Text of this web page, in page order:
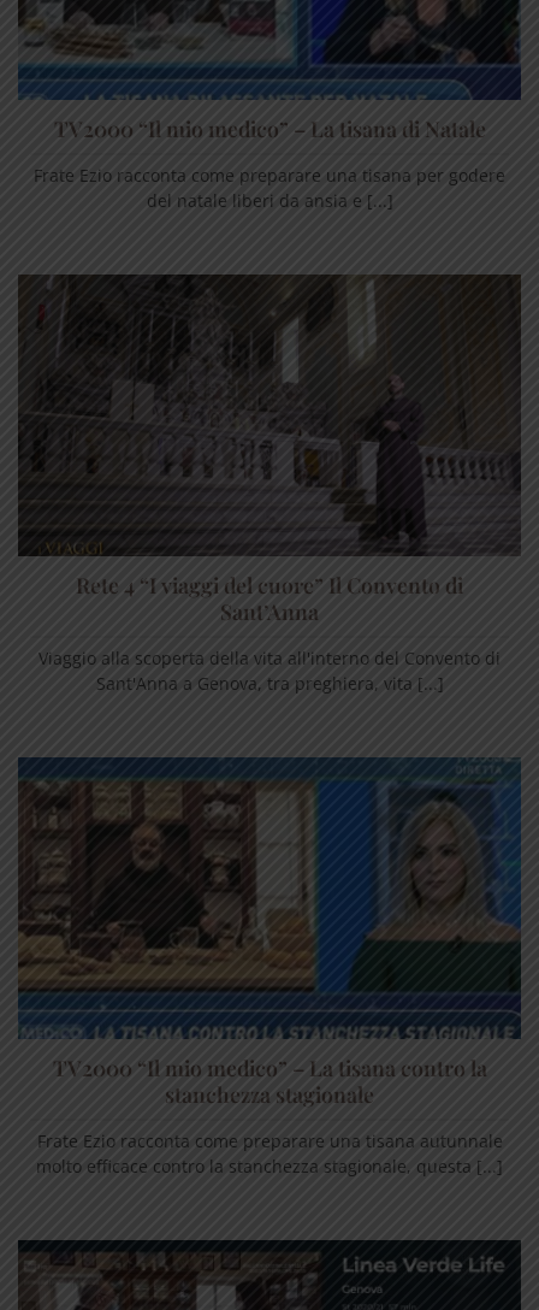
TV2000 “Il mio medico” – La tisana di Natale
Frate Ezio racconta come preparare una tisana per godere
del natale liberi da ansia e [...]
Rete 4 “I viaggi del cuore” Il Convento di
Sant’Anna
Viaggio alla scoperta della vita all'interno del Convento di
Sant'Anna a Genova, tra preghiera, vita [...]
TV2000 “Il mio medico” – La tisana contro la
stanchezza stagionale
Frate Ezio racconta come preparare una tisana autunnale
molto efficace contro la stanchezza stagionale, questa [...]